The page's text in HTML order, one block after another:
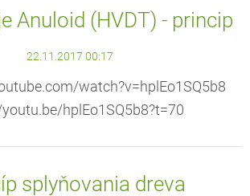
Anuloid (HVDT) - princip
22.11.2017 00:17
watch?v=hplEo1SQ5b8
hplEo1SQ5b8?t=70
splyňovania dreva